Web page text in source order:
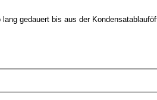
gedauert bis aus der